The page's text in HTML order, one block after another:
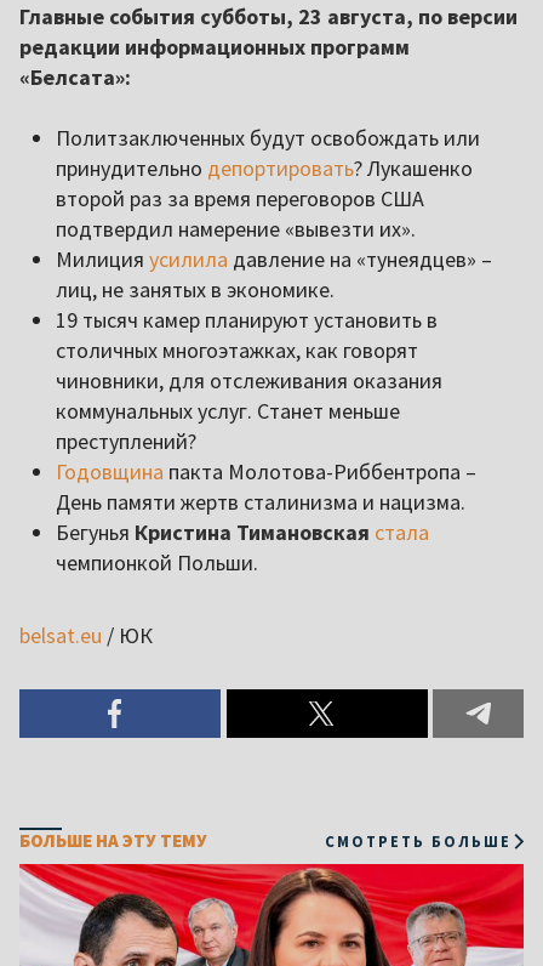
Главные события субботы, 23 августа, по версии
редакции информационных программ
«Белсата»:
Политзаключенных будут освобождать или
принудительно депортировать? Лукашенко
второй раз за время переговоров США
подтвердил намерение «вывезти их».
Милиция усилила давление на «тунеядцев» –
лиц, не занятых в экономике.
19 тысяч камер планируют установить в
столичных многоэтажках, как говорят
чиновники, для отслеживания оказания
коммунальных услуг. Станет меньше
преступлений?
Годовщина пакта Молотова-Риббентропа –
День памяти жертв сталинизма и нацизма.
Бегунья Кристина Тимановская стала
чемпионкой Польши.
belsat.eu / ЮК
БОЛЬШЕ НА ЭТУ ТЕМУ СМОТРЕТЬ БОЛЬШЕ